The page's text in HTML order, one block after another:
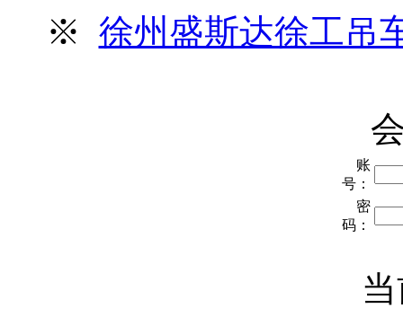
※ 徐州盛斯达徐工吊
账
号：
密
码：